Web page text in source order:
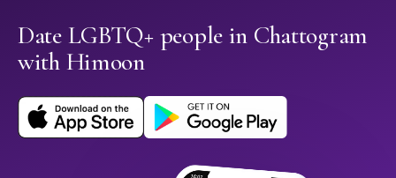
Date LGBTQ+ people in Chattogram
with Himoon